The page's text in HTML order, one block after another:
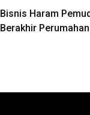
Bisnis Haram
Berakhir